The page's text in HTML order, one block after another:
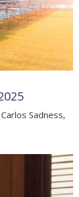
Sadness,